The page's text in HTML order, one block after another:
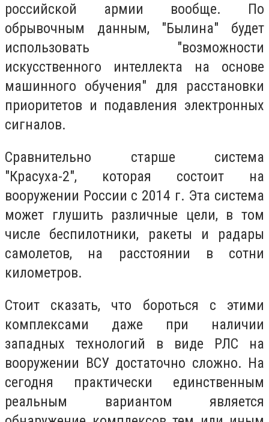
российской армии вообще. По
обрывочным данным, "Былина" будет
использовать "возможности
искусственного интеллекта на основе
машинного обучения" для расстановки
приоритетов и подавления электронных
сигналов.
Сравнительно старше система
"Красуха-2", которая состоит на
вооружении России с 2014 г. Эта система
может глушить различные цели, в том
числе беспилотники, ракеты и радары
самолетов, на расстоянии в сотни
километров.
Стоит сказать, что бороться с этими
комплексами даже при наличии
западных технологий в виде РЛС на
вооружении ВСУ достаточно сложно. На
сегодня практически единственным
реальным вариантом является